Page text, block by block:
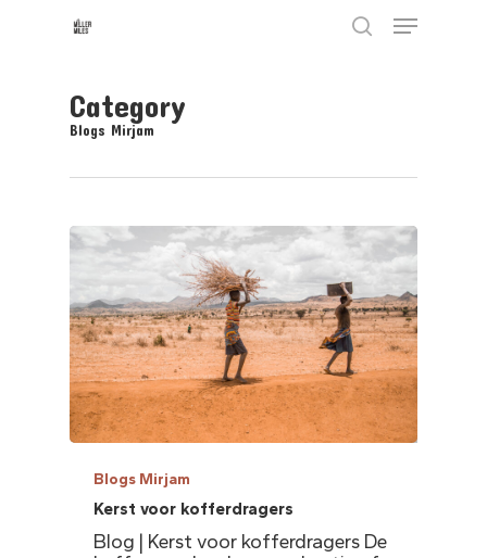
Menu
Category
Blogs Mirjam
Blogs Mirjam
Kerst voor kofferdragers
Blog | Kerst voor kofferdragers De